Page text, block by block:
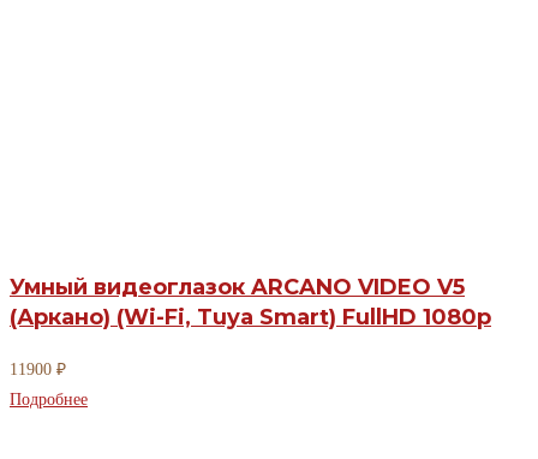
Умный видеоглазок ARCANO VIDEO V5
(Аркано) (Wi-Fi, Tuya Smart) FullHD 1080р
11900 ₽
Подробнее